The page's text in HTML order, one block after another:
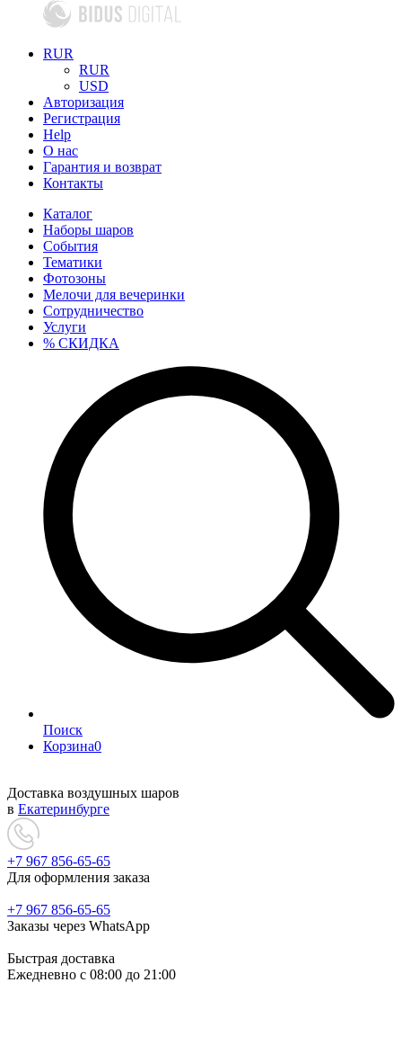
RUR
RUR
USD
Авторизация
Регистрация
Help
О нас
Гарантия и возврат
Контакты
Каталог
Наборы шаров
События
Тематики
Фотозоны
Мелочи для вечеринки
Сотрудничество
Услуги
% СКИДКА
Поиск
Корзина0
Доставка воздушных шаров
в Екатеринбурге
+7 967 856-65-65
Для оформления заказа
+7 967 856-65-65
Заказы через WhatsApp
Быстрая доставка
Ежедневно c 08:00 до 21:00